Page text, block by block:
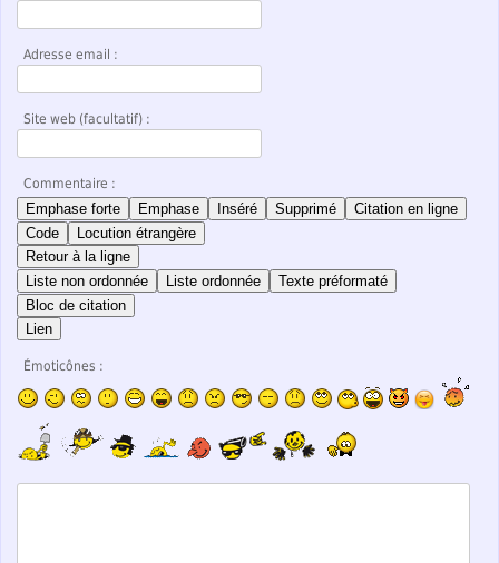
Adresse email :
Site web (facultatif) :
Commentaire :
Emphase forte Emphase Inséré Supprimé
Citation en ligne
Code
Locution étrangère
Retour à la ligne
Liste non ordonnée
Liste ordonnée
Texte préformaté
Bloc de citation
Lien
Émoticônes :